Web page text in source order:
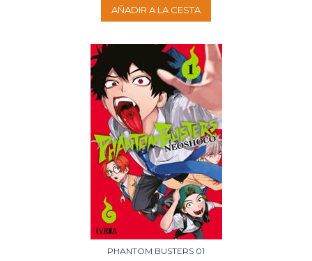
AÑADIR A LA CESTA
PHANTOM BUSTERS 01